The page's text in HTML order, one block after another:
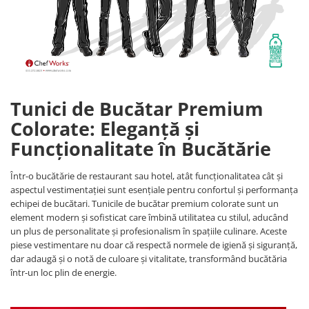
Tunici de Bucătar Premium
Colorate: Eleganță și
Funcționalitate în Bucătărie
Într-o bucătărie de restaurant sau hotel, atât funcționalitatea cât și
aspectul vestimentației sunt esențiale pentru confortul și performanța
echipei de bucătari. Tunicile de bucătar premium colorate sunt un
element modern și sofisticat care îmbină utilitatea cu stilul, aducând
un plus de personalitate și profesionalism în spațiile culinare. Aceste
piese vestimentare nu doar că respectă normele de igienă și siguranță,
dar adaugă și o notă de culoare și vitalitate, transformând bucătăria
într-un loc plin de energie.